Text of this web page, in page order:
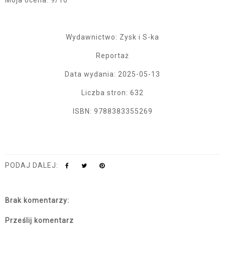
Wydawnictwo: Zysk i S-ka
Reportaż
Data wydania: 2025-05-13
Liczba stron: 632
ISBN: 9788383355269
PODAJ DALEJ:
Brak komentarzy:
Prześlij komentarz